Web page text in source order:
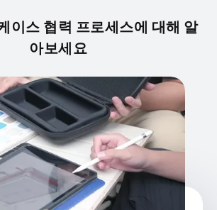
이스 협력 프로세스에 대해 알
아보세요